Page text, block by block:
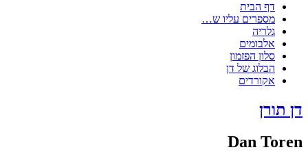
דף הבית
מספרים עליו ש…
גלריה
אלבומים
סלון הפזמון
הבלוג של דן
אקורדים
דן תורן
Dan Toren